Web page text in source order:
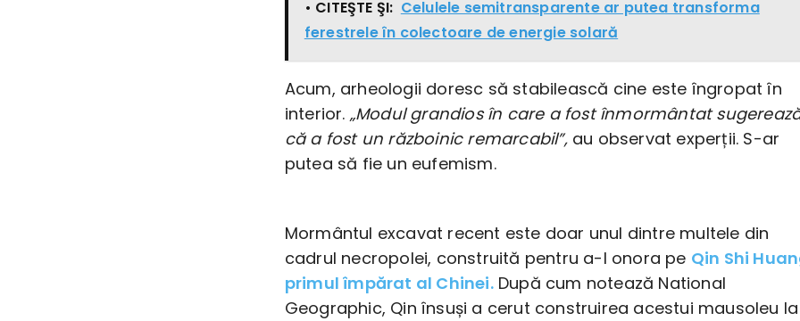
• CITEŞTE ŞI: Celulele semitransparente ar putea transforma
ferestrele în colectoare de energie solară
Acum, arheologii doresc să stabilească cine este îngropat în
interior. „Modul grandios în care a fost înmormântat
că a fost un războinic remarcabil”,au observat experții. S-ar
putea să fie un eufemism.
Mormântul excavat recent este doar unul dintre multele din
cadrul necropolei, construită pentru a-l onora pe Qin Shi
primul împărat al Chinei.După cum notează National
Geographic, Qin însuși a cerut construirea acestui mausoleu la